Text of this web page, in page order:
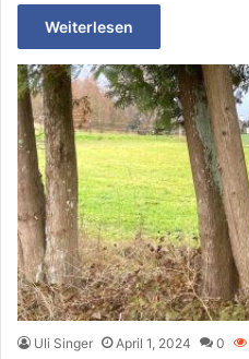
Weiterlesen
Uli Singer April 1, 2024 0